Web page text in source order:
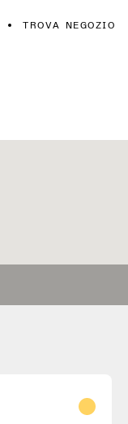
TROVA NEGOZIO